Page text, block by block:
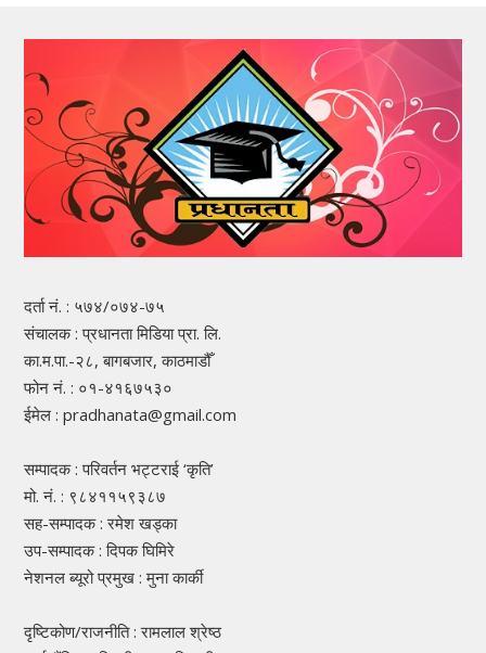
दर्ता नं. : ५७४/०७४-७५
संचालक : प्रधानता मिडिया प्रा. लि.
का.म.पा.-२८, बागबजार, काठमाडौँ
फोन नं. : ०१-४१६७५३०
ईमेल : pradhanata@gmail.com
सम्पादक : परिवर्तन भट्टराई ‘कृति’
मो. नं. : ९८४११५९३८७
सह-सम्पादक : रमेश खड्का
उप-सम्पादक : दिपक घिमिरे
नेशनल ब्यूरो प्रमुख : मुना कार्की
दृष्टिकोण/राजनीति : रामलाल श्रेष्ठ